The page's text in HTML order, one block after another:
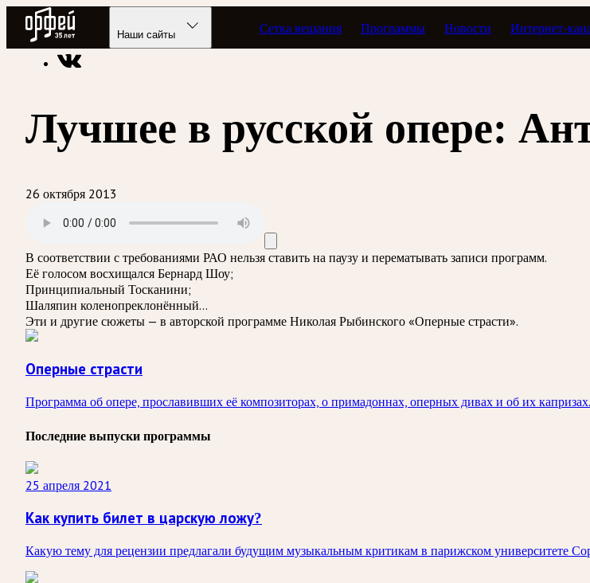
Радио Орфей
Наши сайты Сетка вещания Программы Новости Интернет-
Радио классической музыки «Орфей» Подкасты Оперные страсти
Лучшее в русской опере:
26 октября 2013
В соответствии с требованиями РАО нельзя ставить на паузу и перематывать записи программ.
Её голосом восхищался Бернард Шоу;
Принципиальный Тосканини;
Шаляпин коленопреклонённый…
Эти и другие сюжеты — в авторской программе Николая Рыбинского «Оперные страсти».
Оперные страсти
Программа об опере, прославивших её композиторах, о примадоннах, оперных дивах и об их
Последние выпуски программы
25 апреля 2021
Как купить билет в царскую ложу?
Какую тему для рецензии предлагали будущим музыкальным критикам в парижском университете